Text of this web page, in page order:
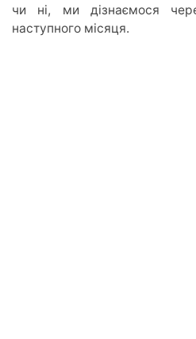
чи ні, ми дізнаємося
наступного місяця.